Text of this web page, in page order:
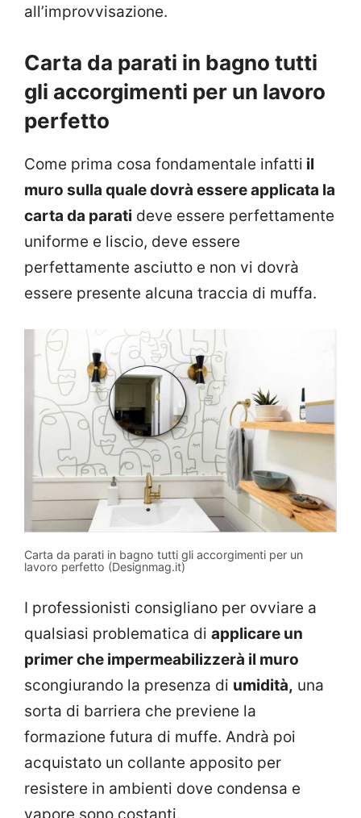
all’improvvisazione.
Carta da parati in bagno tutti
gli accorgimenti per un lavoro
perfetto
Come prima cosa fondamentale infatti il
muro sulla quale dovrà essere applicata la
carta da parati deve essere perfettamente
uniforme e liscio, deve essere
perfettamente asciutto e non vi dovrà
essere presente alcuna traccia di muffa.
Carta da parati in bagno tutti gli accorgimenti per un
lavoro perfetto (Designmag.it)
I professionisti consigliano per ovviare a
qualsiasi problematica di applicare un
primer che impermeabilizzerà il muro
scongiurando la presenza di umidità, una
sorta di barriera che previene la
formazione futura di muffe. Andrà poi
acquistato un collante apposito per
resistere in ambienti dove condensa e